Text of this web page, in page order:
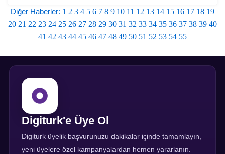
Diğer Haberler: 1 2 3 4 5 6 7 8 9 10 11 12 13 14 15 16 17 18 19
20 21 22 23 24 25 26 27 28 29 30 31 32 33 34 35 36 37 38 39 40
41 42 43 44 45 46 47 48 49 50 51 52 53 54 55
Digiturk'e Üye Ol
Digiturk üyelik başvurunuzu dakikalar içinde tamamlayın,
yeni üyelere özel kampanyalardan hemen yararlanın.